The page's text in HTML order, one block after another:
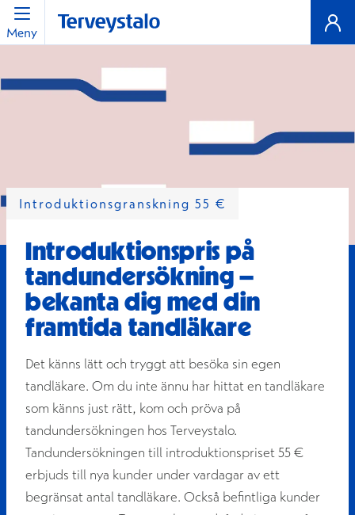
Meny
Introduktionsgranskning 55 €
Introduktionspris på
tandundersökning –
bekanta dig med din
framtida tandläkare
Det känns lätt och tryggt att besöka sin egen
tandläkare. Om du inte ännu har hittat en tandläkare
som känns just rätt, kom och pröva på
tandundersökningen hos Terveystalo.
Tandundersökningen till introduktionspriset 55 €
erbjuds till nya kunder under vardagar av ett
begränsat antal tandläkare. Också befintliga kunder